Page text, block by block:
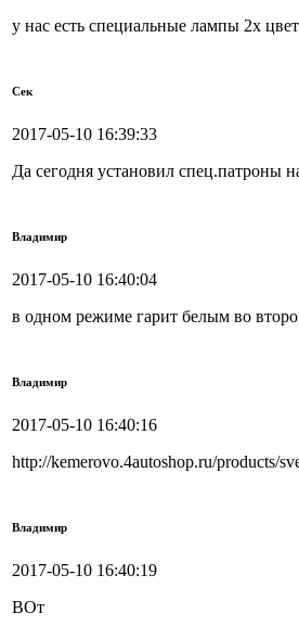
у нас есть специальные лампы 2х
Сек
2017-05-10 16:39:33
Да сегодня установил спец.патроны
Владимир
2017-05-10 16:40:04
в одном режиме гарит белым во
Владимир
2017-05-10 16:40:16
http://kemerovo.4autoshop.ru/products/
Владимир
2017-05-10 16:40:19
ВОт